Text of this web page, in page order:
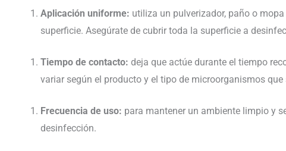
Aplicación uniforme: utiliza un pulverizador, paño o
superficie. Asegúrate de cubrir toda la superficie a
Tiempo de contacto: deja que actúe durante el tiempo
variar según el producto y el tipo de microorganismos que
Frecuencia de uso: para mantener un ambiente limpio y
desinfección.